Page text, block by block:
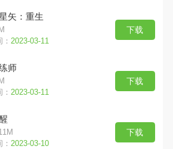
矢：重生
2023-03-11
下载
师
2023-03-11
下载
2023-03-10
下载